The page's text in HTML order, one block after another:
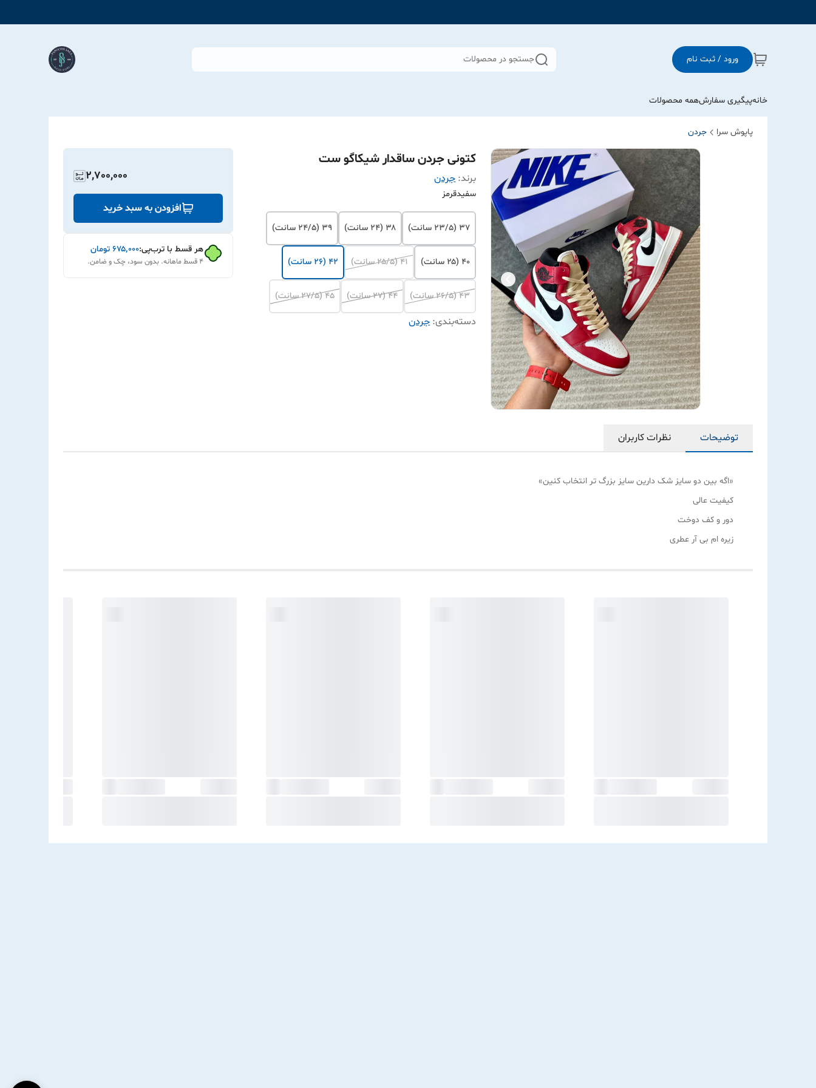
ورود / ثبت نام جستجو در محصولات
خانهپیگیری سفارشهمه محصولات
پاپوش سرا جردن
کتونی جردن ساقدار شیکاگو ست
برند: جردن
سفیدقرمز
۳۷ (۲۳/۵ سانت) ۳۸ (۲۴ سانت) ۳۹ (۲۴/۵ سانت)
۴۰ (۲۵ سانت) ۴۱ (۲۵/۵ سانت) ۴۲ (۲۶ سانت)
۴۳ (۲۶/۵ سانت) ۴۴ (۲۷ سانت) ۴۵ (۲۷/۵ سانت)
دسته‌بندی:جردن
2,700,000
افزودن به سبد خرید
هر قسط با ترب‌پی:۶۷۵٬۰۰۰ تومان
۴ قسط ماهانه. بدون سود، چک و ضامن.
توضیحات نظرات کاربران
«اگه بین دو سایز شک دارین سایز بزرگ تر انتخاب کنین»
کیفیت عالی
دور و کف دوخت
زیره ام بی آر عطری